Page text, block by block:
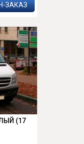
ЗАКАЗ
(17